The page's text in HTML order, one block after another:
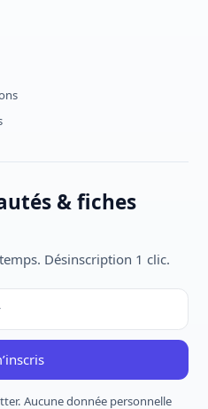
& fiches
Désinscription 1 clic.
Aucune donnée personnelle